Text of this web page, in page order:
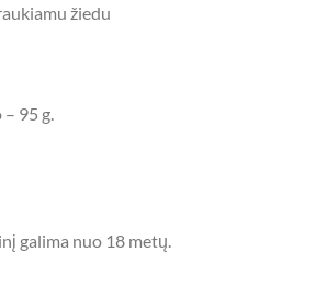
žiedu
95 g.
galima nuo 18 metų.